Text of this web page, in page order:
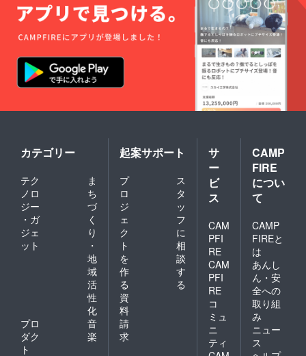
カテゴリー
テク
ノロ
ジー
・ガ
ジェ
ット
ま
ち
づ
く
り
・
地
域
活
性
化
プロ
ダク
ト
音
楽
起案サポート
プ
ロ
ジ
ェ
ク
ト
を
作
る
ス
タ
ッ
フ
に
相
談
す
る
資
料
請
求
サ
ー
ビ
ス
CAM
PFI
RE
CAM
PFI
RE
コ
ミュ
ニ
ティ
CAMP
FIRE
につい
て
CAMP
FIREと
は
あんし
ん・安
全への
取り組
み
ニュー
ス